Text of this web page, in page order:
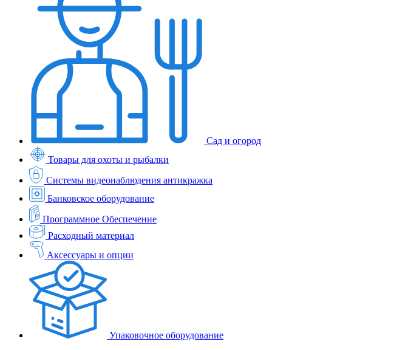
Сад и огород
Товары для охоты и рыбалки
Системы видеонаблюдения антикражка
Банковское оборудование
Программное Обеспечение
Расходный материал
Аксессуары и опции
Упаковочное оборудование